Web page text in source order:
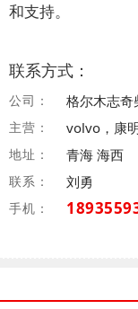
和支持。
联系方式：
公司： 格尔木志奇
主营： volvo，康
地址： 青海 海西
联系： 刘勇
手机：